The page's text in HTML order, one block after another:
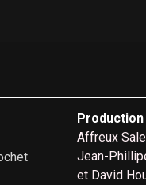
Production
Affreux
Jean-
et David